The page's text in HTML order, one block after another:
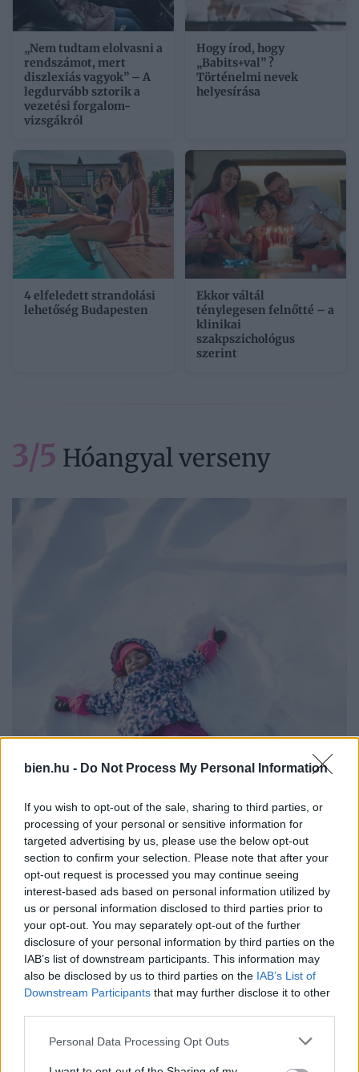
bien.hu - Do Not Process My Personal Information
If you wish to opt-out of the sale, sharing to third parties, or
processing of your personal or sensitive information for
targeted advertising by us, please use the below opt-out
section to confirm your selection. Please note that after your
opt-out request is processed you may continue seeing
interest-based ads based on personal information utilized by
us or personal information disclosed to third parties prior to
your opt-out. You may separately opt-out of the further
disclosure of your personal information by third parties on the
IAB’s list of downstream participants. This information may
also be disclosed by us to third parties on the IAB’s List of
Downstream Participants that may further disclose it to other
Please note that this website/app uses one or more Google
Personal Data Processing Opt Outs
„Nem tudtam elolvasni a
rendszámot, mert
diszlexiás vagyok” – A
legdurvább sztorik a
vezetési forgalom-
vizsgákról
Hogy írod, hogy
„Babits+val” ?
Történelmi nevek
helyesírása
4 elfeledett strandolási
lehetőség Budapesten
Ekkor váltál
ténylegesen felnőtté – a
klinikai
szakpszichológus
szerint
3/5 Hóangyal verseny
lenne, ha ebből is versenyt szerveznénk?